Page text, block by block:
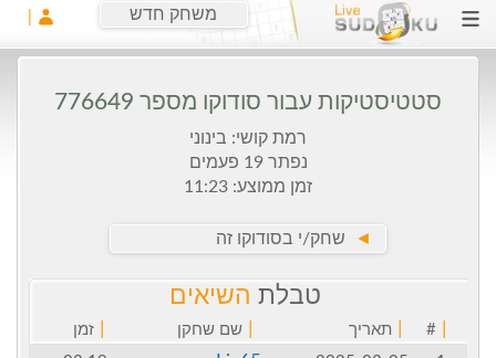
משחק חדש
סטטיסטיקות עבור סודוקו מספר 776649
רמת קושי: בינוני
נפתר 19 פעמים
זמן ממוצע: 11:23
►שחק/י בסודוקו זה
טבלת השיאים
# תאריך שם שחקן
זמן